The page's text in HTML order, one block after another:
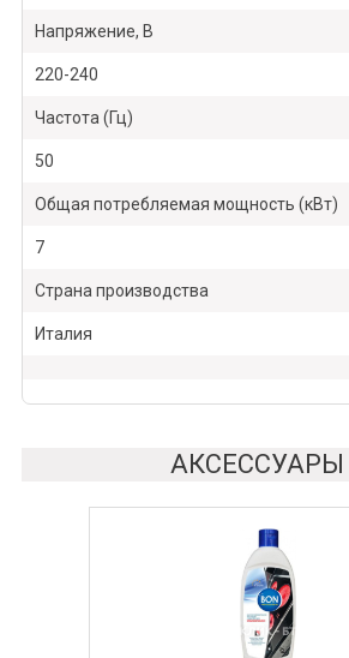
Напряжение, В
220-240
Частота (Гц)
50
Общая потребляемая мощность (кВт)
7
Страна производства
Италия
АКСЕССУАРЫ